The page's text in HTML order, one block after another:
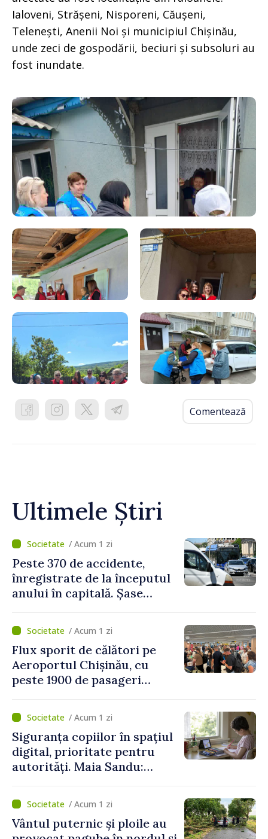
Ialoveni, Strășeni, Nisporeni, Căușeni,
Telenești, Anenii Noi și municipiul Chișinău,
unde zeci de gospodării, beciuri și subsoluri au
fost inundate.
Comentează
Ultimele Știri
/ Acum 1 zi
Peste 370 de accidente,
înregistrate de la începutul
anului în capitală. Șase
/ Acum 1 zi
Flux sporit de călători pe
Aeroportul Chișinău, cu
peste 1900 de pasageri
de vârf a concediilor
/ Acum 1 zi
Siguranța copiilor în spațiul
digital, prioritate pentru
autorități. Maia Sandu:
mecanisme care să-i
protejeze”/ Acum 1 zi
Vântul puternic și ploile au